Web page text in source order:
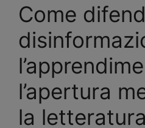
Come
l’apertura
la letteratura